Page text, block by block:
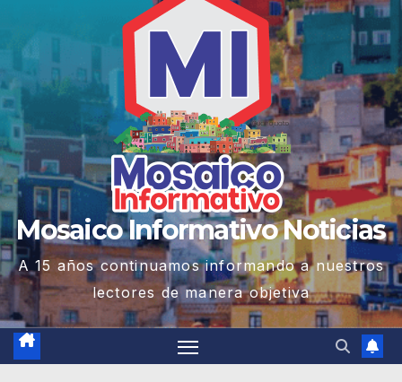
Mosaico Informativo Noticias
A 15 años continuamos informando a nuestros
lectores de manera objetiva